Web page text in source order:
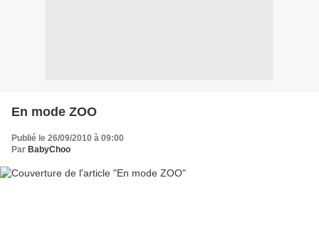
En mode ZOO
Publié le 26/09/2010 à 09:00
Par BabyChoo